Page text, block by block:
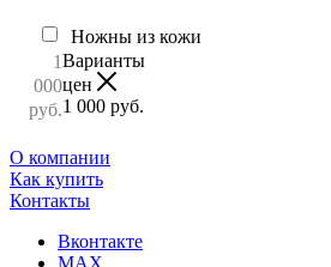
Ножны из кожи
1
000
руб.
Варианты
цен
1 000 руб.
О компании
Как купить
Контакты
Вконтакте
MAX